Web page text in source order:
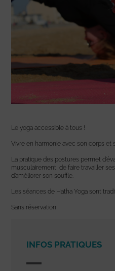
Le yoga accessible à tous !
Vivre en harmonie avec son corps et
La pratique des postures permet
musculairement, de faire travailler
d’améliorer son souffle.
Les séances de Hatha Yoga sont
Sans réservation
INFOS PRATIQUES